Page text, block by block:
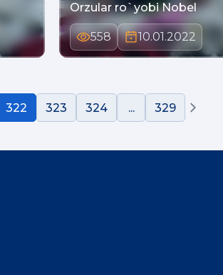
Orzular ro`yobi Nobel
558 10.01.2022
322 323 324 ... 329